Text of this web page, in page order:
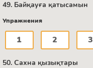
49. Байқауға қатысамын
Упражнения
1 2 3
50. Сахна қызықтары